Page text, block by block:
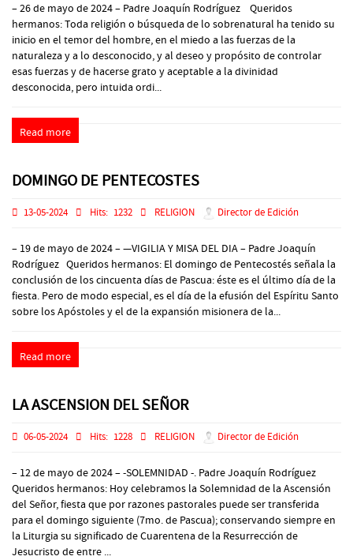
– 26 de mayo de 2024 – Padre Joaquín Rodríguez Queridos
hermanos: Toda religión o búsqueda de lo sobrenatural ha tenido su
inicio en el temor del hombre, en el miedo a las fuerzas de la
naturaleza y a lo desconocido, y al deseo y propósito de controlar
esas fuerzas y de hacerse grato y aceptable a la divinidad
desconocida, pero intuida ordi...
Read more
DOMINGO DE PENTECOSTES
13-05-2024 Hits: 1232 RELIGION Director de Edición
– 19 de mayo de 2024 – —VIGILIA Y MISA DEL DIA – Padre Joaquín
Rodríguez Queridos hermanos: El domingo de Pentecostés señala la
conclusión de los cincuenta días de Pascua: éste es el último día de la
fiesta. Pero de modo especial, es el día de la efusión del Espíritu Santo
sobre los Apóstoles y el de la expansión misionera de la...
Read more
LA ASCENSION DEL SEÑOR
06-05-2024 Hits: 1228 RELIGION Director de Edición
– 12 de mayo de 2024 – -SOLEMNIDAD -. Padre Joaquín Rodríguez
Queridos hermanos: Hoy celebramos la Solemnidad de la Ascensión
del Señor, fiesta que por razones pastorales puede ser transferida
para el domingo siguiente (7mo. de Pascua); conservando siempre en
la Liturgia su significado de Cuarentena de la Resurrección de
Jesucristo de entre ...